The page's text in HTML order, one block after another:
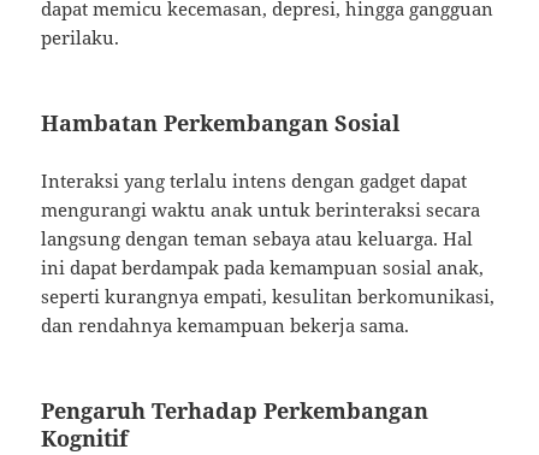
dapat memicu kecemasan, depresi, hingga gangguan
perilaku.
Hambatan Perkembangan Sosial
Interaksi yang terlalu intens dengan gadget dapat
mengurangi waktu anak untuk berinteraksi secara
langsung dengan teman sebaya atau keluarga. Hal
ini dapat berdampak pada kemampuan sosial anak,
seperti kurangnya empati, kesulitan berkomunikasi,
dan rendahnya kemampuan bekerja sama.
Pengaruh Terhadap Perkembangan
Kognitif